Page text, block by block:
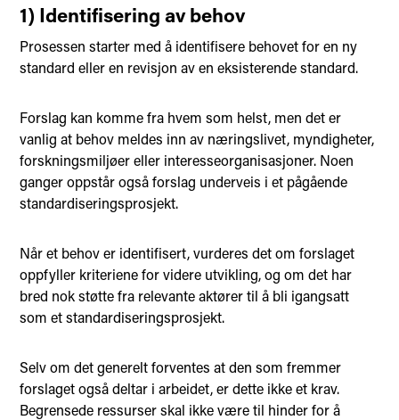
1) Identifisering av behov
Prosessen starter med å identifisere behovet for en ny
standard eller en revisjon av en eksisterende standard.
Forslag kan komme fra hvem som helst, men det er
vanlig at behov meldes inn av næringslivet, myndigheter,
forskningsmiljøer eller interesseorganisasjoner. Noen
ganger oppstår også forslag underveis i et pågående
standardiseringsprosjekt.
Når et behov er identifisert, vurderes det om forslaget
oppfyller kriteriene for videre utvikling, og om det har
bred nok støtte fra relevante aktører til å bli igangsatt
som et standardiseringsprosjekt.
Selv om det generelt forventes at den som fremmer
forslaget også deltar i arbeidet, er dette ikke et krav.
Begrensede ressurser skal ikke være til hinder for å